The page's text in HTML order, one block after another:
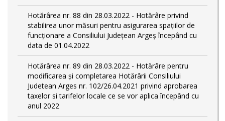
Hotărârea nr. 88 din 28.03.2022 - Hotărâre privind
stabilirea unor măsuri pentru asigurarea spațiilor de
funcționare a Consiliului Județean Argeș începând cu
data de 01.04.2022
Hotărârea nr. 89 din 28.03.2022 - Hotărâre pentru
modificarea și completarea Hotărârii Consiliului
Judetean Arges nr. 102/26.04.2021 privind aprobarea
taxelor si tarifelor locale ce se vor aplica începând cu
anul 2022